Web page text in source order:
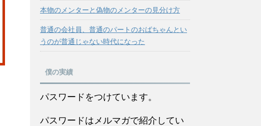
本物のメンターと偽物のメンターの見分け方
普通の会社員、普通のパートのおばちゃんとい
うのが普通じゃない時代になった
僕の実績
パスワードをつけています。
パスワードはメルマガで紹介してい